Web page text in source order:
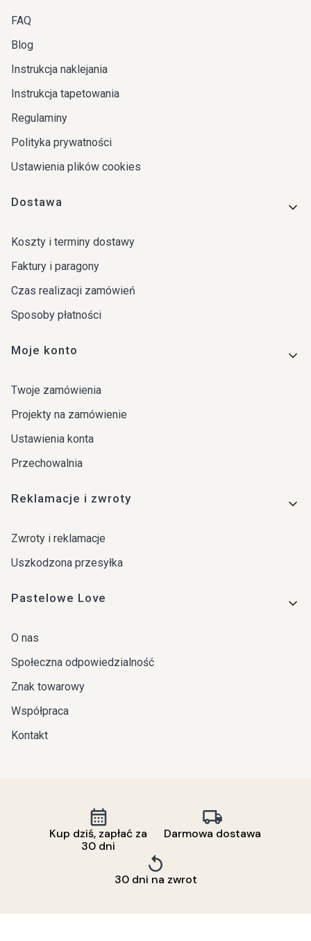
FAQ
Blog
Instrukcja naklejania
Instrukcja tapetowania
Regulaminy
Polityka prywatności
Ustawienia plików cookies
Dostawa
Koszty i terminy dostawy
Faktury i paragony
Czas realizacji zamówień
Sposoby płatności
Moje konto
Twoje zamówienia
Projekty na zamówienie
Ustawienia konta
Przechowalnia
Reklamacje i zwroty
Zwroty i reklamacje
Uszkodzona przesyłka
Pastelowe Love
O nas
Społeczna odpowiedzialność
Znak towarowy
Współpraca
Kontakt
Kup dziś, zapłać za
30 dni
Darmowa dostawa
30 dni na zwrot